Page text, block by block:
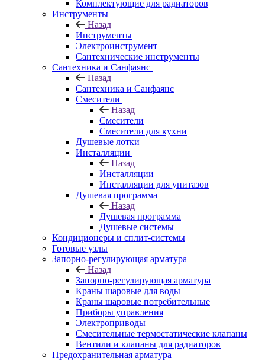
Комплектующие для радиаторов
Инструменты
Назад
Инструменты
Электроинструмент
Сантехнические инструменты
Сантехника и Санфаянс
Назад
Сантехника и Санфаянс
Смесители
Назад
Смесители
Смесители для кухни
Душевые лотки
Инсталляции
Назад
Инсталляции
Инсталляции для унитазов
Душевая программа
Назад
Душевая программа
Душевые системы
Кондиционеры и сплит-системы
Готовые узлы
Запорно-регулирующая арматура
Назад
Запорно-регулирующая арматура
Краны шаровые для воды
Краны шаровые потребительные
Приборы управления
Электроприводы
Смесительные термостатические клапаны
Вентили и клапаны для радиаторов
Предохранительная арматура